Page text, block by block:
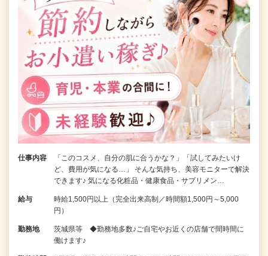
仕事内容
「このコスメ、自分の肌に合うかな？」「試してみたいけ
ど、費用が気になる…」 そんな気持ち、美容モニターで解決
できます♪ 気になる化粧品・健康食品・サプリメン…
給与
時給1,500円以上（完全出来高制／時間額1,500円～5,000
円）
勤務地
茨城県等 ◆勤務地多数♪ご自宅やお近くの店舗で間時間に
働けます♪